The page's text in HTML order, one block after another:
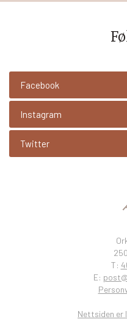
Facebook
Instagram
Twitter
T:
E:
Nettsiden er